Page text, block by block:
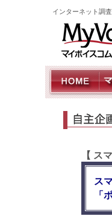
インターネット調
【 ス
ス
「